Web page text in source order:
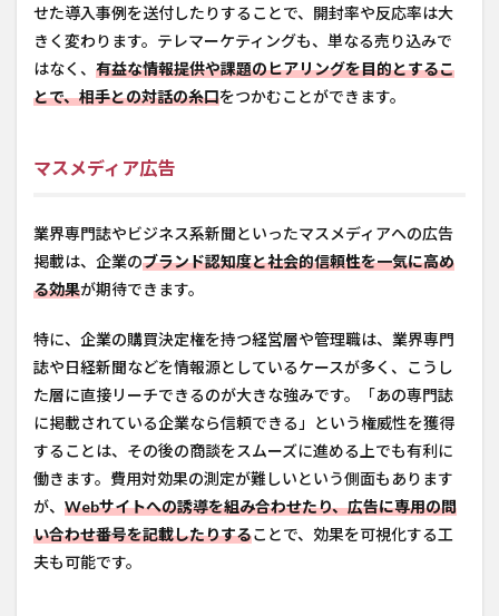
せた導入事例を送付したりすることで、開封率や反応率は大
きく変わります。テレマーケティングも、単なる売り込みで
はなく、 有益な情報提供や課題のヒアリングを目的とするこ
とで、相手との対話の糸口をつかむことができます。
マスメディア広告
業界専門誌やビジネス系新聞といったマスメディアへの広告
掲載は、企業のブランド認知度と社会的信頼性を一気に高め
る効果が期待できます。
特に、企業の購買決定権を持つ経営層や管理職は、業界専門
誌や日経新聞などを情報源としているケースが多く、こうし
た層に直接リーチできるのが大きな強みです。「あの専門誌
に掲載されている企業なら信頼できる」という権威性を獲得
することは、その後の商談をスムーズに進める上でも有利に
働きます。費用対効果の測定が難しいという側面もあります
が、 Webサイトへの誘導を組み合わせたり、広告に専用の問
い合わせ番号を記載したりすることで、効果を可視化する工
夫も可能です。